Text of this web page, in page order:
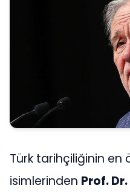
Türk tarihçiliğinin en
isimlerinden Prof.